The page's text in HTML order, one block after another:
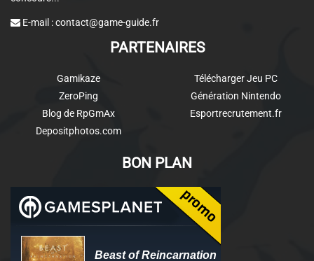
E-mail :contact@game-guide.fr
PARTENAIRES
Gamikaze
ZeroPing
Blog de RpGmAx
Depositphotos.com
Télécharger Jeu PC
Génération Nintendo
Esportrecrutement.fr
BON PLAN